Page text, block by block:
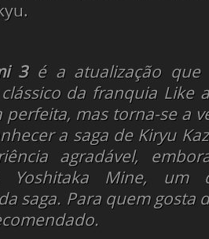
3é a atualização que
da franquia Like
mas torna-se a
a saga de Kiryu
agradável,
Yoshitaka Mine, um
saga. Para quem gosta